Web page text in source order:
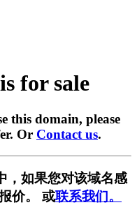
for sale
this domain, please
Or Contact us.
，如果您对该域名感
价。 或联系我们。